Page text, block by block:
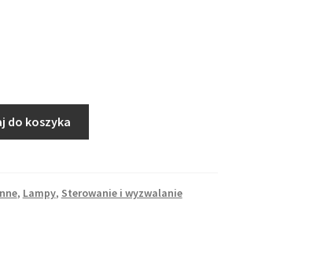
do koszyka
, Lampy, Sterowanie i wyzwalanie